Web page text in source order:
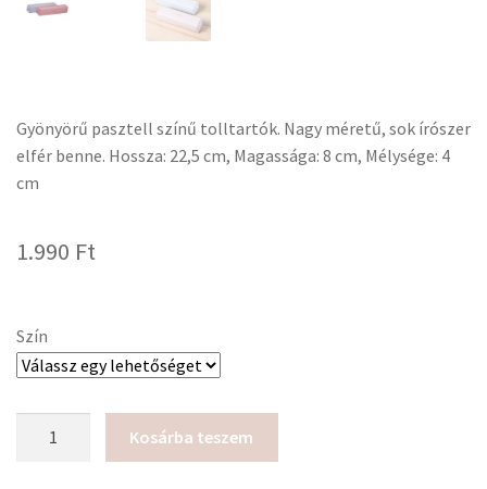
Gyönyörű pasztell színű tolltartók. Nagy méretű, sok írószer
elfér benne. Hossza: 22,5 cm, Magassága: 8 cm, Mélysége: 4
cm
1.990 Ft
Szín
Kosárba teszem